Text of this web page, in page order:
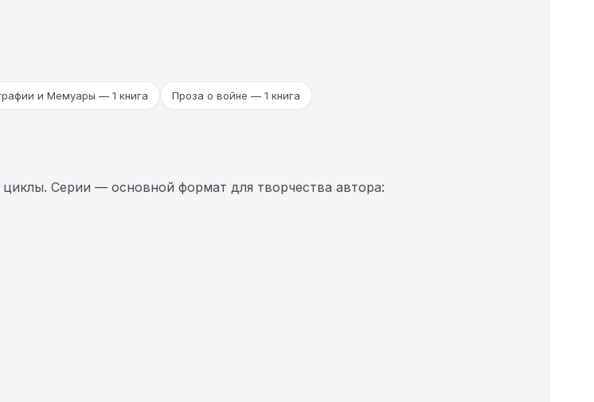
и Мемуары — 1 книга Проза о войне — 1 книга
Серии — основной формат для творчества автора: